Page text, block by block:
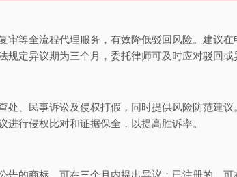
审等全流程代理服务，有效降低驳回风险。建议在
定异议期为三个月，委托律师可及时应对驳回或
处、民事诉讼及侵权打假，同时提供风险防范建议
行侵权比对和证据保全，以提高胜诉率。
告的商标，可在三个月内提出异议；已注册的，可